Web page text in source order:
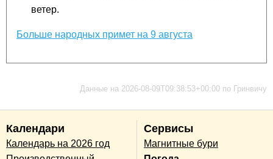
ветер.
Больше народных примет на 9 августа
Данные на 2026-08-09T09:38:53+00:00 по Гринвичу
Календари
Календарь на 2026 год
Сервисы
Магнитные бури